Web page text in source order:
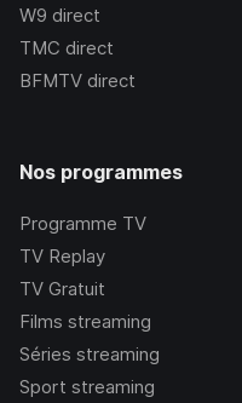
W9 direct
TMC direct
BFMTV direct
Nos programmes
Programme TV
TV Replay
TV Gratuit
Films streaming
Séries streaming
Sport streaming